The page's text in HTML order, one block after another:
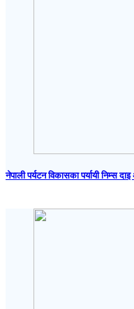
नेपाली पर्यटन विकासका पर्यायी निम्स दाइ